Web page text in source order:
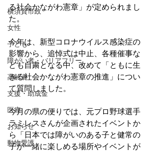
横須賀市政
女性
子ども
障がい者・バリアフリー
高齢者
支援・助成金
医療
お知らせ
動物愛護
る社会かながわ憲章」が定められまし
た。
今年は、新型コロナウイルス感染症の
影響から、追悼式は中止、各種催事な
ども自粛となる中、改めて「ともに生
きる社会かながわ憲章の推進」につい
て質問しました。
今月の県の便りでは、元プロ野球選手
ラミレスさんが企画されたイベントか
ら「日本では障がいのある子と健常の
子が一緒に楽しめる場所やイベントが